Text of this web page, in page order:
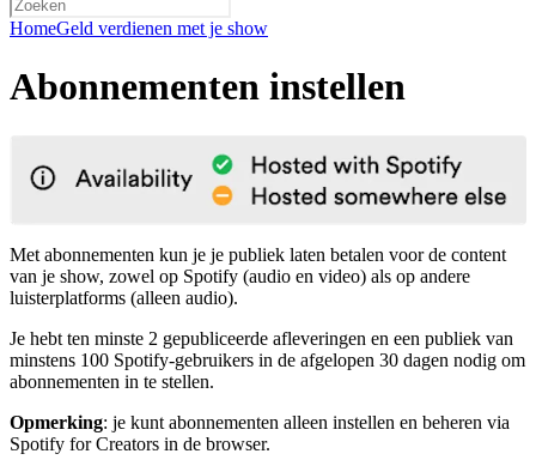
HomeGeld verdienen met je show
Abonnementen instellen
Met abonnementen kun je je publiek laten betalen voor de content
van je show, zowel op Spotify (audio en video) als op andere
luisterplatforms (alleen audio).
Je hebt ten minste 2 gepubliceerde afleveringen en een publiek van
minstens 100 Spotify-gebruikers in de afgelopen 30 dagen nodig om
abonnementen in te stellen.
Opmerking: je kunt abonnementen alleen instellen en beheren via
Spotify for Creators in de browser.